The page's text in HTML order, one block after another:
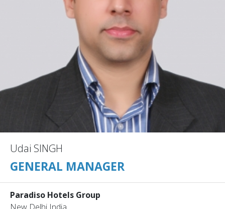
Udai SINGH
GENERAL MANAGER
Paradiso Hotels Group